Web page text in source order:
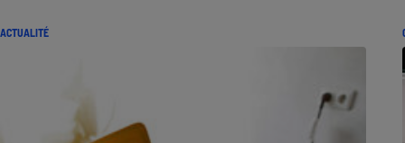
ACTUALITÉ